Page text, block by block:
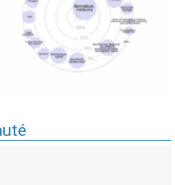
cartographie par mots-clés
applicatifs - 19/09/2025